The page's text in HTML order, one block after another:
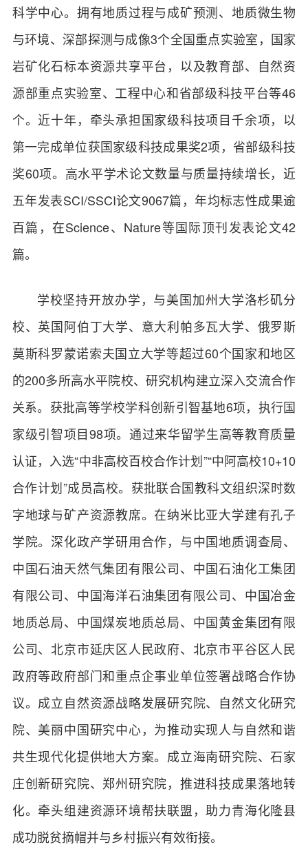
科学中心。拥有地质过程与成矿预测、地质微生物
与环境、深部探测与成像3个全国重点实验室，国家
岩矿化石标本资源共享平台，以及教育部、自然资
源部重点实验室、工程中心和省部级科技平台等46
个。近十年，牵头承担国家级科技项目千余项，以
第一完成单位获国家级科技成果奖2项，省部级科技
奖60项。高水平学术论文数量与质量持续增长，近
五年发表SCI/SSCI论文9067篇，年均标志性成果逾
百篇，在Science、Nature等国际顶刊发表论文42
篇。
学校坚持开放办学，与美国加州大学洛杉矶分
校、英国阿伯丁大学、意大利帕多瓦大学、俄罗斯
莫斯科罗蒙诺索夫国立大学等超过60个国家和地区
的200多所高水平院校、研究机构建立深入交流合作
关系。获批高等学校学科创新引智基地6项，执行国
家级引智项目98项。通过来华留学生高等教育质量
认证，入选“中非高校百校合作计划”“中阿高校10+10
合作计划”成员高校。获批联合国教科文组织深时数
字地球与矿产资源教席。在纳米比亚大学建有孔子
学院。深化政产学研用合作，与中国地质调查局、
中国石油天然气集团有限公司、中国石油化工集团
有限公司、中国海洋石油集团有限公司、中国冶金
地质总局、中国煤炭地质总局、中国黄金集团有限
公司、北京市延庆区人民政府、北京市平谷区人民
政府等政府部门和重点企事业单位签署战略合作协
议。成立自然资源战略发展研究院、自然文化研究
院、美丽中国研究中心，为推动实现人与自然和谐
共生现代化提供地大方案。成立海南研究院、石家
庄创新研究院、郑州研究院，推进科技成果落地转
化。牵头组建资源环境帮扶联盟，助力青海化隆县
成功脱贫摘帽并与乡村振兴有效衔接。